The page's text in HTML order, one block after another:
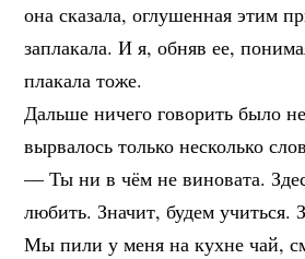
она сказала, оглушенная этим
заплакала. И я, обняв ее,
плакала тоже.
Дальше ничего говорить было
вырвалось только несколько
— Ты ни в чём не виновата.
любить. Значит, будем учиться.
Мы пили у меня на кухне чай,